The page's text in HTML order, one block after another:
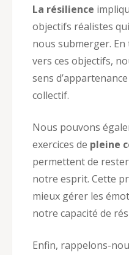
La résilience
objectifs réalistes
nous submerger.
vers ces objectifs,
sens
collectif.
Nous pouvons
exercices de pleine
permettent de
notre esprit. Cette
mieux gérer les
notre capacité de
Enfin, rappelons-